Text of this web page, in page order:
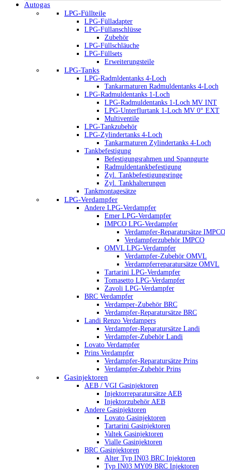
Autogas
LPG-Füllteile
LPG-Fülladapter
LPG-Füllanschlüsse
Zubehör
LPG-Füllschläuche
LPG-Füllsets
Erweiterungsteile
LPG-Tanks
LPG-Radmldentanks 4-Loch
Tankarmaturen Radmuldentanks 4-Loch
LPG-Radmuldentanks 1-Loch
LPG-Radmuldentanks 1-Loch MV INT
LPG-Unterflurtank 1-Loch MV 0° EXT
Multiventile
LPG-Tankzubehör
LPG-Zylindertanks 4-Loch
Tankarmaturen Zylindertanks 4-Loch
Tankbefestigung
Befestigungsrahmen und Spanngurte
Radmuldentankbefestigung
Zyl. Tankbefestigungsringe
Zyl. Tankhalterungen
Tankmontagesätze
LPG-Verdampfer
Andere LPG-Verdampfer
Emer LPG-Verdampfer
IMPCO LPG-Verdampfer
Verdampfer-Reparatursätze IMPCO
Verdampferzubehör IMPCO
OMVL LPG-Verdampfer
Verdampfer-Zubehör OMVL
Verdampferreparatursätze OMVL
Tartarini LPG-Verdampfer
Tomasetto LPG-Verdampfer
Zavoli LPG-Verdampfer
BRC Verdampfer
Verdamper-Zubehör BRC
Verdampfer-Reparatursätze BRC
Landi Renzo Verdampers
Verdampfer-Reparatursätze Landi
Verdampfer-Zubehör Landi
Lovato Verdampfer
Prins Verdampfer
Verdampfer-Reparatursätze Prins
Verdampfer-Zubehör Prins
Gasinjektoren
AEB / VGI Gasinjektoren
Injektorreparatursätze AEB
Injektorzubehör AEB
Andere Gasinjektoren
Lovato Gasinjektoren
Tartarini Gasinjektoren
Valtek Gasinjektoren
Vialle Gasinjektoren
BRC Gasinjektoren
Alter Typ IN03 BRC Injektoren
Typ IN03 MY09 BRC Injektoren